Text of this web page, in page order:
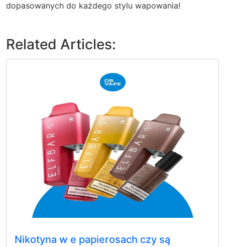
dopasowanych do każdego stylu wapowania!
Related Articles:
Nikotyna w e papierosach czy są